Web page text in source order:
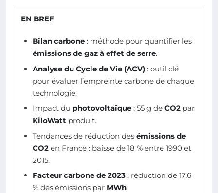
EN BREF
Bilan carbone : méthode pour quantifier les
émissions de gaz à effet de serre.
Analyse du Cycle de Vie (ACV) : outil clé
pour évaluer l’empreinte carbone de chaque
technologie.
Impact du photovoltaïque : 55 g de CO2 par
KiloWatt produit.
Tendances de réduction des émissions de
CO2 en France : baisse de 18 % entre 1990 et
2015.
Facteur carbone de 2023 : réduction de 17,6
% des émissions par MWh.